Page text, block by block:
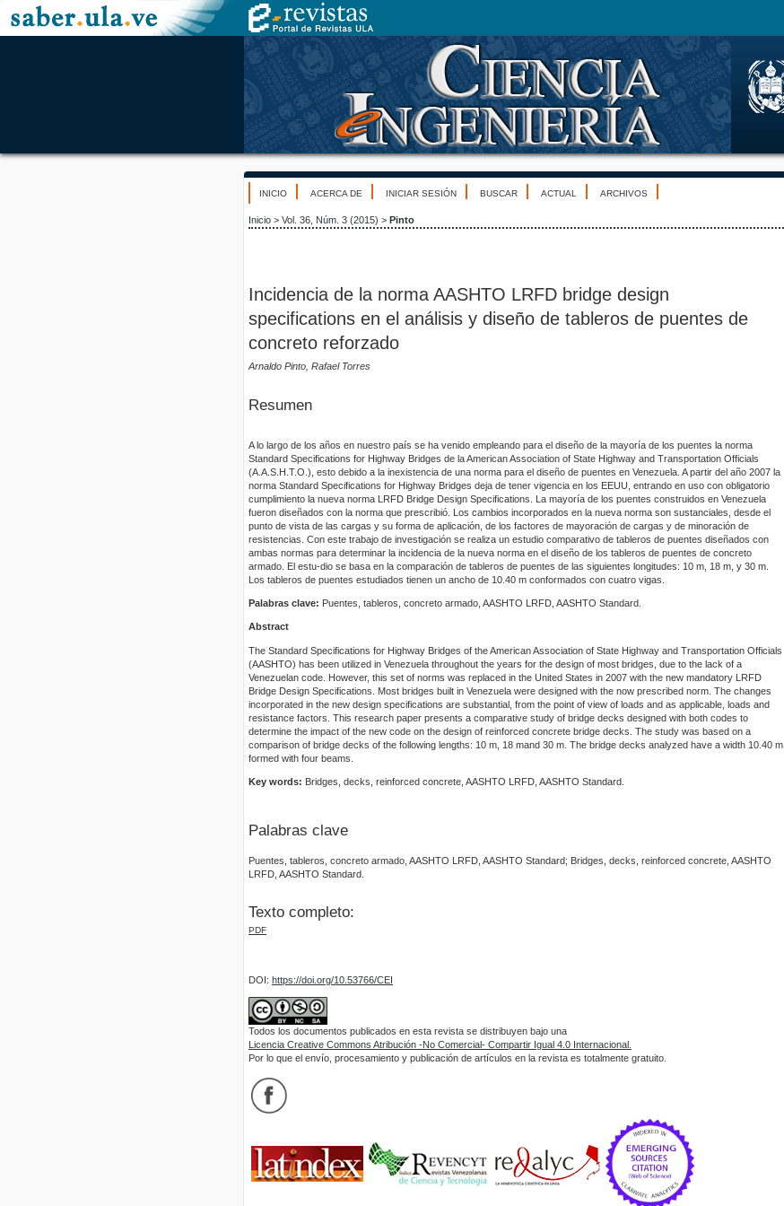
INICIO ACERCA DE INICIAR SESIÓN BUSCAR ACTUAL ARCHIVOS
Inicio > Vol. 36, Núm. 3 (2015) > Pinto
Incidencia de la norma AASHTO LRFD bridge design
specifications en el análisis y diseño de tableros de puentes de
concreto reforzado
Arnaldo Pinto, Rafael Torres
Resumen
A lo largo de los años en nuestro país se ha venido empleando para el diseño de la mayoría de los puentes la norma
Standard Specifications for Highway Bridges de la American Association of State Highway and Transportation Officials
(A.A.S.H.T.O.), esto debido a la inexistencia de una norma para el diseño de puentes en Venezuela. A partir del año 2007 la
norma Standard Specifications for Highway Bridges deja de tener vigencia en los EEUU, entrando en uso con obligatorio
cumplimiento la nueva norma LRFD Bridge Design Specifications. La mayoría de los puentes construidos en Venezuela
fueron diseñados con la norma que prescribió. Los cambios incorporados en la nueva norma son sustanciales, desde el
punto de vista de las cargas y su forma de aplicación, de los factores de mayoración de cargas y de minoración de
resistencias. Con este trabajo de investigación se realiza un estudio comparativo de tableros de puentes diseñados con
ambas normas para determinar la incidencia de la nueva norma en el diseño de los tableros de puentes de concreto
armado. El estu-dio se basa en la comparación de tableros de puentes de las siguientes longitudes: 10 m, 18 m, y 30 m.
Los tableros de puentes estudiados tienen un ancho de 10.40 m conformados con cuatro vigas.
Palabras clave: Puentes, tableros, concreto armado, AASHTO LRFD, AASHTO Standard.
Abstract
The Standard Specifications for Highway Bridges of the American Association of State Highway and Transportation Officials
(AASHTO) has been utilized in Venezuela throughout the years for the design of most bridges, due to the lack of a
Venezuelan code. However, this set of norms was replaced in the United States in 2007 with the new mandatory LRFD
Bridge Design Specifications. Most bridges built in Venezuela were designed with the now prescribed norm. The changes
incorporated in the new design specifications are substantial, from the point of view of loads and as applicable, loads and
resistance factors. This research paper presents a comparative study of bridge decks designed with both codes to
determine the impact of the new code on the design of reinforced concrete bridge decks. The study was based on a
comparison of bridge decks of the following lengths: 10 m, 18 mand 30 m. The bridge decks analyzed have a width 10.40 m
formed with four beams.
Key words: Bridges, decks, reinforced concrete, AASHTO LRFD, AASHTO Standard.
Palabras clave
Puentes, tableros, concreto armado, AASHTO LRFD, AASHTO Standard; Bridges, decks, reinforced concrete, AASHTO
LRFD, AASHTO Standard.
Texto completo:
PDF
DOI: https://doi.org/10.53766/CEI
Todos los documentos publicados en esta revista se distribuyen bajo una
Licencia Creative Commons Atribución -No Comercial- Compartir Igual 4.0 Internacional.
Por lo que el envío, procesamiento y publicación de artículos en la revista es totalmente gratuito.